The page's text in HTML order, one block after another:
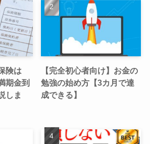
険は
期金到
しま
【完全初心者向け】お金の
勉強の始め方【3カ月で達
成できる】